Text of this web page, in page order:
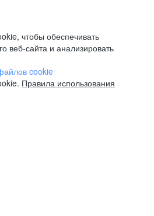
чтобы обеспечивать
веб-сайта и анализировать
cookie
Правила использования